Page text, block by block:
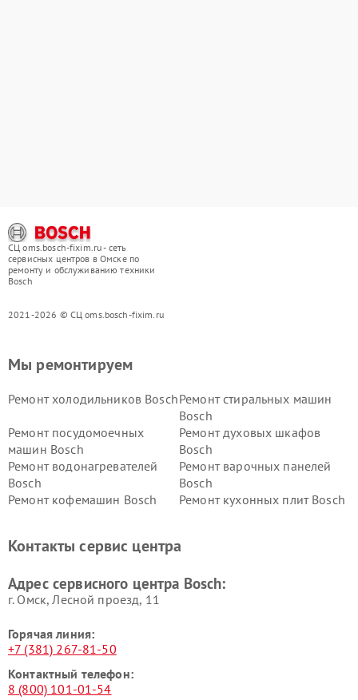
СЦ oms.bosch-fixim.ru - сеть
сервисных центров в Омске по
ремонту и обслуживанию техники
Bosch
2021-2026 © СЦ oms.bosch-fixim.ru
Мы ремонтируем
Ремонт холодильников BoschРемонт стиральных машин
Bosch
Ремонт посудомоечных
машин Bosch
Ремонт духовых шкафов
Bosch
Ремонт водонагревателей
Bosch
Ремонт варочных панелей
Bosch
Ремонт кофемашин Bosch
Ремонт кухонных плит Bosch
Ремонт сушильных автоматовРемонт морозильных камер
Контакты сервис центра
Адрес сервисного центра Bosch:
г. Омск, ​Лесной проезд, 11
Горячая линия:
+7 (381) 267-81-50
Контактный телефон:
8 (800) 101-01-54